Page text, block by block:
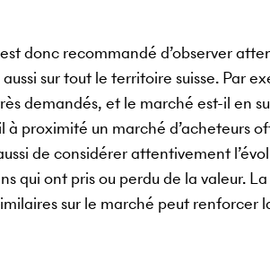
donc recommandé d’observer
sur tout le territoire suisse. Par
demandés, et le marché est-il en
proximité un marché d’acheteurs
de considérer attentivement
qui ont pris ou perdu de la valeur.
sur le marché peut renforcer